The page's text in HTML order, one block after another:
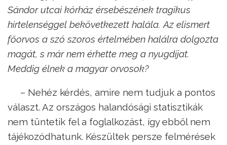
Sándor utcai kórház érsebészének tragikus
hirtelenséggel bekövetkezett halála. Az elismert
főorvos a szó szoros értelmében halálra dolgozta
magát, s már nem érhette meg a nyugdíjat.
Meddig élnek a magyar orvosok?
– Nehéz kérdés, amire nem tudjuk a pontos
választ. Az országos halandósági statisztikák
nem tüntetik fel a foglalkozást, így ebből nem
tájékozódhatunk. Készültek persze felmérések